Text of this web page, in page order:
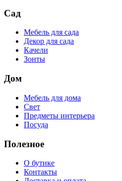
Сад
Мебель для сада
Декор для сада
Качели
Зонты
Дом
Мебель для дома
Свет
Предметы интерьера
Посуда
Полезное
О бутике
Контакты